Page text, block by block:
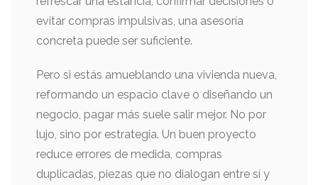
evitar compras impulsivas, una asesoría
concreta puede ser suficiente.
Pero si estás amueblando una vivienda nueva,
reformando un espacio clave o diseñando un
negocio, pagar más suele salir mejor. No por
lujo, sino por estrategia. Un buen proyecto
reduce errores de medida, compras
duplicadas, piezas que no dialogan entre sí y